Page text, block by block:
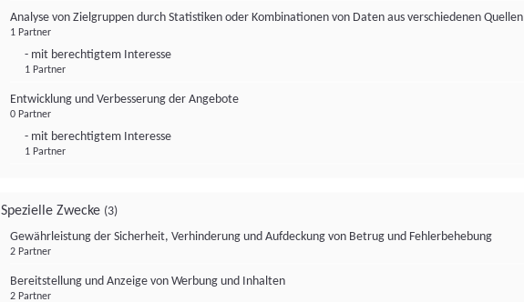
Analyse von Zielgruppen durch Statistiken oder Kombinationen von Daten aus verschiedenen Quellen
1 Partner
- mit berechtigtem Interesse
1 Partner
Entwicklung und Verbesserung der Angebote
0 Partner
- mit berechtigtem Interesse
1 Partner
Spezielle Zwecke (3)
Gewährleistung der Sicherheit, Verhinderung und Aufdeckung von Betrug und Fehlerbehebung
2 Partner
Bereitstellung und Anzeige von Werbung und Inhalten
2 Partner